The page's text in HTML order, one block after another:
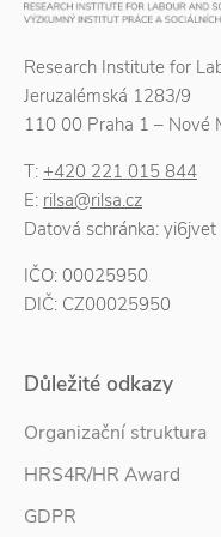
Research Institute for
Jeruzalémská 1283/9
110 00 Praha 1 – Nové
T: +420 221 015 844
E: rilsa@rilsa.cz
Datová schránka: yi6jvet
IČO: 00025950
DIČ: CZ00025950
Důležité odkazy
Organizační struktura
HRS4R/HR Award
GDPR